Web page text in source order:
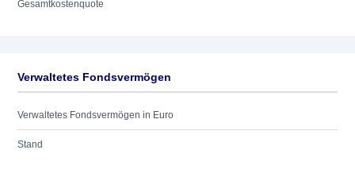
Gesamtkostenquote
Verwaltetes Fondsvermögen
Verwaltetes Fondsvermögen in Euro
Stand